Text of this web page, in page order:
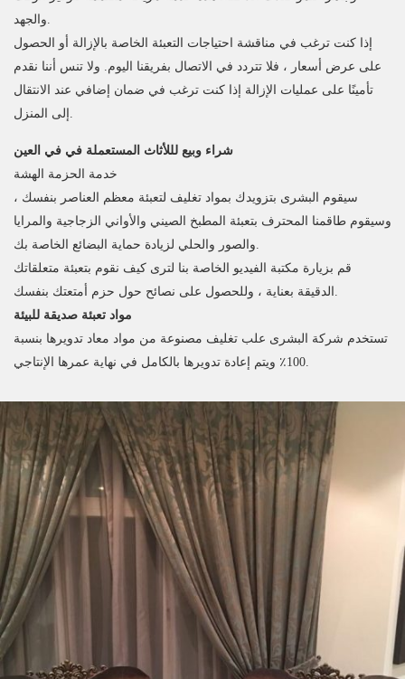
إذا كنت ترغب في مناقشة احتياجات التعبئة الخاصة بالإزالة أو الحصول
على عرض أسعار ، فلا تتردد في الاتصال بفريقنا اليوم. ولا تنس أننا نقدم
تأمينًا على عمليات الإزالة إذا كنت ترغب في ضمان إضافي عند الانتقال
شراء وبيع لللأثاث المستعملة في في العين
خدمة الحزمة الهشة
سيقوم البشرى بتزويدك بمواد تغليف لتعبئة معظم العناصر بنفسك ،
وسيقوم طاقمنا المحترف بتعبئة المطبخ الصيني والأواني الزجاجية والمرايا
قم بزيارة مكتبة الفيديو الخاصة بنا لترى كيف نقوم بتعبئة متعلقاتك
مواد تعبئة صديقة للبيئة
تستخدم شركة البشرى علب تغليف مصنوعة من مواد معاد تدويرها بنسبة